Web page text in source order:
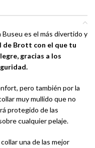
es el más divertido y
de Brott con el que tu
gracias a los
pero también por la
muy mullido que no
protegido de las
cualquier pelaje.
una de las mejor